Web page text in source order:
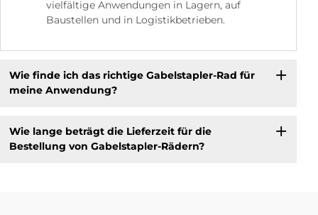
vielfältige Anwendungen in Lagern, auf
Baustellen und in Logistikbetrieben.
Wie finde ich das richtige Gabelstapler-Rad für
meine Anwendung?
Wie lange beträgt die Lieferzeit für die
Bestellung von Gabelstapler-Rädern?